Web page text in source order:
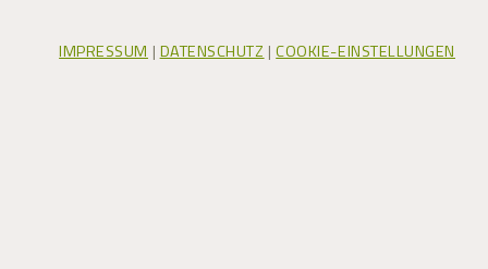
IMPRESSUM | DATENSCHUTZ |COOKIE-EINSTELLUNGEN